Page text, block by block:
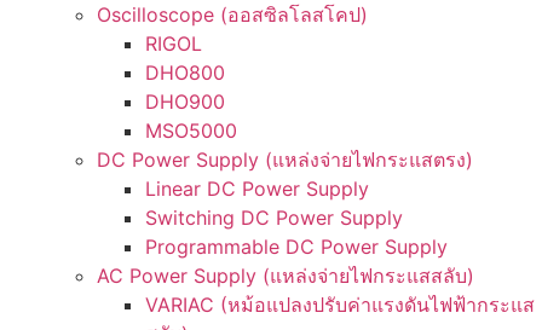
Oscilloscope (ออสซิลโลสโคป)
RIGOL
DHO800
DHO900
MSO5000
DC Power Supply (แหล่งจ่ายไฟกระแสตรง)
Linear DC Power Supply
Switching DC Power Supply
Programmable DC Power Supply
AC Power Supply (แหล่งจ่ายไฟกระแสสลับ)
VARIAC (หม้อแปลงปรับค่าแรงดันไฟฟ้ากระแส